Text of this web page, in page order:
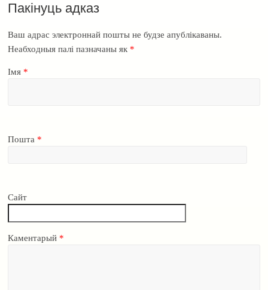
Пакінуць адказ
Ваш адрас электроннай пошты не будзе апублікаваны.
Неабходныя палі пазначаны як *
Імя *
Пошта *
Сайт
Каментарый *